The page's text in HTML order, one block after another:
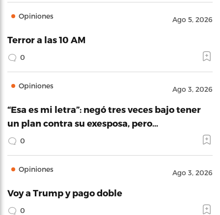
Opiniones Ago 5, 2026
Terror a las 10 AM
0
Opiniones Ago 3, 2026
“Esa es mi letra”: negó tres veces bajo tener
un plan contra su exesposa, pero…
0
Opiniones Ago 3, 2026
Voy a Trump y pago doble
0